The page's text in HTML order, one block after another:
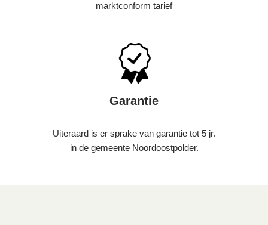
marktconform tarief
Garantie
Uiteraard is er sprake van garantie tot 5 jr.
in de gemeente Noordoostpolder.